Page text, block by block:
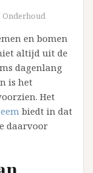
Onderhoud
en bomen
altijd uit de
dagenlang
is het
Het
biedt in dat
daarvoor